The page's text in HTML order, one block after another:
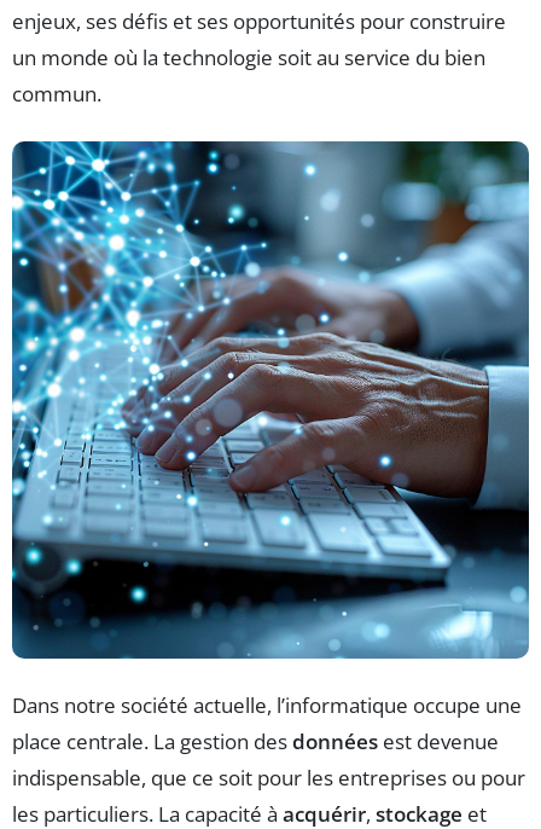
enjeux, ses défis et ses opportunités pour construire
un monde où la technologie soit au service du bien
commun.
Dans notre société actuelle, l’informatique occupe une
place centrale. La gestion desdonnées est devenue
indispensable, que ce soit pour les entreprises ou pour
les particuliers. La capacité à acquérir, stockage et